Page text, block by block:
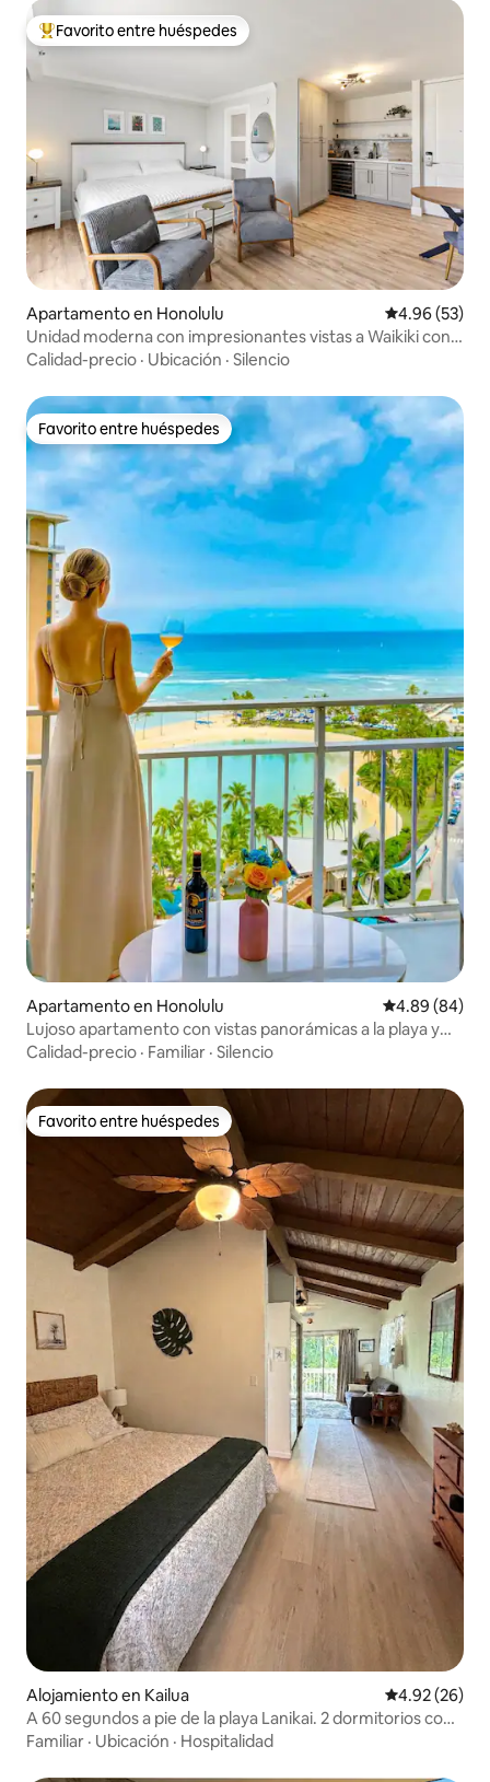
Favorito entre huéspedes preferido
Favorito entre huéspedes
Apartamento en Honolulu Calificación
4.96 (53)
Unidad moderna con impresionantes vistas a Waikiki con
Lanai
Calidad-precio · Ubicación · Silencio
Favorito entre huéspedes
Favorito entre huéspedes
Apartamento en Honolulu Calificación
4.89 (84)
Lujoso apartamento con vistas panorámicas a la playa y
aparcamiento gratuito.
Calidad-precio · Familiar · Silencio
Favorito entre huéspedes
Favorito entre huéspedes
Alojamiento en Kailua Calificación
4.92 (26)
A 60 segundos a pie de la playa Lanikai. 2 dormitorios con
aire acondicionado
Familiar · Ubicación · Hospitalidad